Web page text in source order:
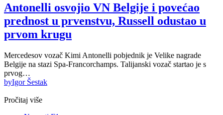
Antonelli osvojio VN Belgije i povećao
prednost u prvenstvu, Russell odustao u
prvom krugu
Mercedesov vozač Kimi Antonelli pobjednik je Velike nagrade
Belgije na stazi Spa-Francorchamps. Talijanski vozač startao je s
prvog…
byIgor Šestak
Pročitaj više